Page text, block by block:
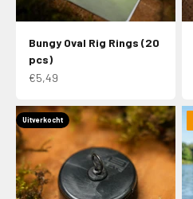
Bungy Oval Rig Rings (20
pcs)
Aanbiedingsprijs
€5,49
Uitverkocht